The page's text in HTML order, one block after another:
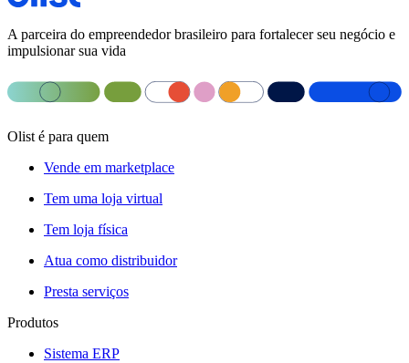
A parceira do empreendedor brasileiro para fortalecer seu negócio e
impulsionar sua vida
Olist é para quem
Vende em marketplace
Tem uma loja virtual
Tem loja física
Atua como distribuidor
Presta serviços
Produtos
Sistema ERP